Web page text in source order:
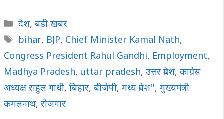
Categories
देश, बड़ी खबर
Tags
bihar, BJP, Chief Minister Kamal Nath,
Congress President Rahul Gandhi, Employment,
Madhya Pradesh, uttar pradesh, उत्तर प्रदेश, कांग्रेस
अध्यक्ष राहुल गांधी, बिहार, बीजेपी, मध्य प्रदेश", मुख्यमंत्री
कमलनाथ, रोजगार